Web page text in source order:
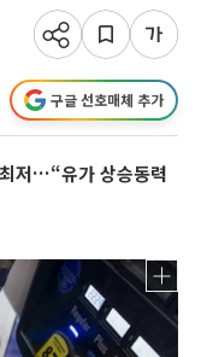
구글 선호매체 추가
저…“유가 상승동력